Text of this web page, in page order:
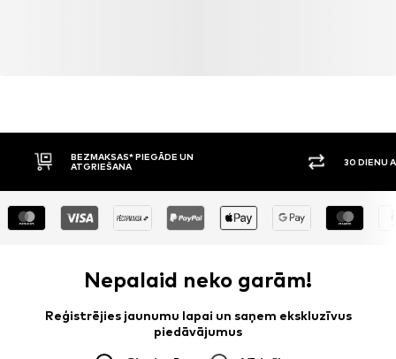
BEZMAKSAS* PIEGĀDE UN
ATGRIEŠANA
30 DIENU
Nepalaid neko garām!
Reģistrējies jaunumu lapai un saņem ekskluzīvus
piedāvājumus